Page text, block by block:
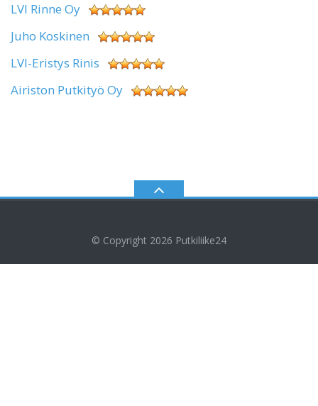
LVI Rinne Oy
Juho Koskinen
LVI-Eristys Rinis
Airiston Putkityö Oy
© Copyright 2026 Putkiliike24